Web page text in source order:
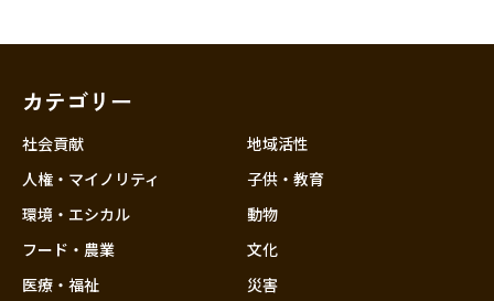
カテゴリー
社会貢献
人権・マイノリティ
環境・エシカル
フード・農業
医療・福祉
地域活性
子供・教育
動物
文化
災害